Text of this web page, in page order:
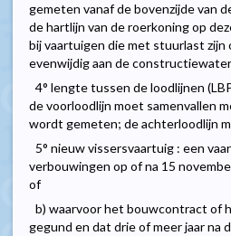
gemeten vanaf de bovenzijde van
de hartlijn van de roerkoning op
bij vaartuigen die met stuurlast
evenwijdig aan de
4° lengte tussen de loodlijnen
de voorloodlijn moet samenvallen
wordt gemeten; de achterloodlijn
5° nieuw vissersvaartuig : een
verbouwingen op of na 15
of
b) waarvoor het bouwcontract of
gegund en dat drie of meer jaar na